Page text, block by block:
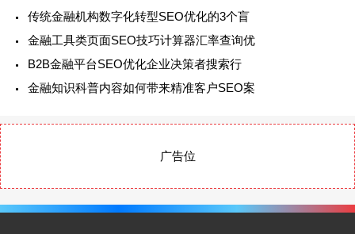
传统金融机构数字化转型SEO优化的3个盲
金融工具类页面SEO技巧计算器汇率查询优
B2B金融平台SEO优化企业决策者搜索行
金融知识科普内容如何带来精准客户SEO案
广告位